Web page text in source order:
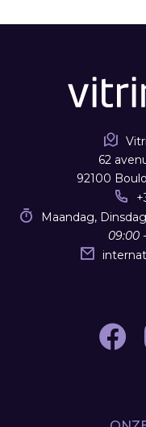
62
92100
Maandag,
09:00